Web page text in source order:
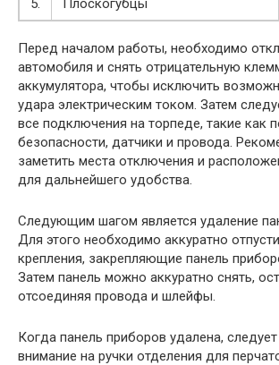
5.
Плоскогубцы
Перед началом работы, необходимо
автомобиля и снять отрицательную
аккумулятора, чтобы исключить
удара электрическим током. Затем
все подключения на торпеде, такие как
безопасности, датчики и провода.
заметить места отключения и
для дальнейшего удобства.
Следующим шагом является удаление
Для этого необходимо аккуратно
крепления, закрепляющие панель
Затем панель можно аккуратно снять,
отсоединяя провода и шлейфы.
Когда панель приборов удалена,
внимание на ручки отделения для